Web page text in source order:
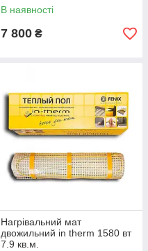
В наявності
7 800 ₴
Нагрівальний мат
двожильний in therm 1580 вт
7.9 кв.м.